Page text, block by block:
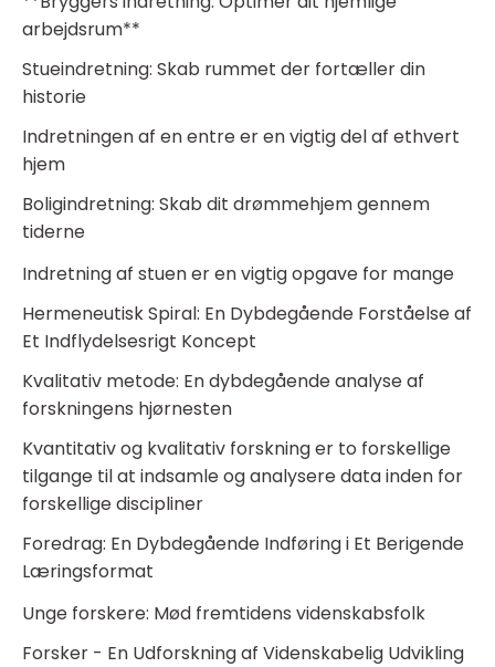
arbejdsrum**
Stueindretning: Skab rummet der fortæller din
historie
Indretningen af en entre er en vigtig del af ethvert
hjem
Boligindretning: Skab dit drømmehjem gennem
tiderne
Indretning af stuen er en vigtig opgave for mange
Hermeneutisk Spiral: En Dybdegående Forståelse af
Et Indflydelsesrigt Koncept
Kvalitativ metode: En dybdegående analyse af
forskningens hjørnesten
Kvantitativ og kvalitativ forskning er to forskellige
tilgange til at indsamle og analysere data inden for
forskellige discipliner
Foredrag: En Dybdegående Indføring i Et Berigende
Læringsformat
Unge forskere: Mød fremtidens videnskabsfolk
Forsker - En Udforskning af Videnskabelig Udvikling